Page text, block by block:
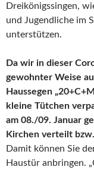
Dreikönigssingen,
und Jugendliche im
unterstützen.
Da wir in dieser
gewohnter Weise
Haussegen
kleine Tütchen
am 08./09. Januar
Kirchen verteilt
Damit können Sie
Haustür anbringen.